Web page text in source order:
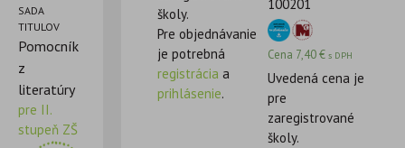
SADA
TITULOV
Pomocník
z
literatúry
pre II.
stupeň ZŠ
školy.
Pre objednávanie
je potrebná
registrácia a
prihlásenie.
100201
Cena 7,40€ s DPH
Uvedená cena je
pre
zaregistrované
školy.